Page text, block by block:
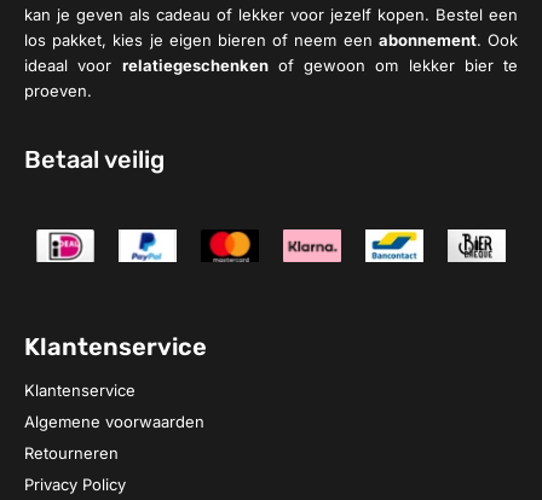
kan je geven als cadeau of lekker voor jezelf kopen. Bestel een
los pakket, kies je eigen bieren of neem een abonnement. Ook
ideaal voor relatiegeschenkenof gewoon om lekker bier te
proeven.
Betaal veilig
Klantenservice
Klantenservice
Algemene voorwaarden
Retourneren
Privacy Policy